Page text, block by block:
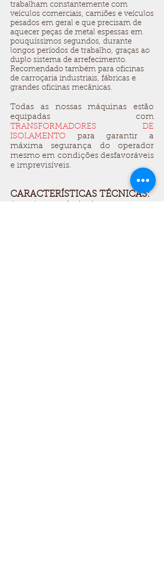
trabalham constantemente com
veículos comerciais, camiões e veículos
pesados em geral e que precisam de
aquecer peças de metal espessas em
pouquíssimos segundos, durante
longos períodos de trabalho, graças ao
duplo sistema de arrefecimento.
Recomendado também para oficinas
de carroçaria industriais, fábricas e
grandes oficinas mecânicas.
Todas as nossas máquinas estão
equipadas com
TRANSFORMADORES DE
ISOLAMENTO para garantir a
máxima segurança do operador
mesmo em condições desfavoráveis
e imprevisíveis.
CARACTERÍSTICAS TÉCNICAS: